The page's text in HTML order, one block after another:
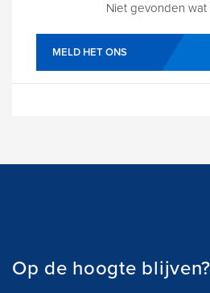
Niet gevonden wat
MELD HET ONS
Op de hoogte blijven?